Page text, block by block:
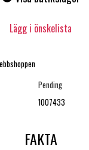
Lägg i önskelista
Pending
1007433
FAKTA